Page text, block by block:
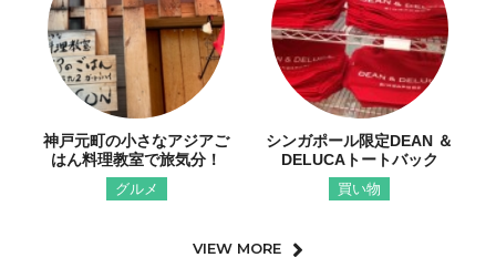
神戸元町の小さなアジアご
はん料理教室で旅気分！
グルメ
シンガポール限定DEAN ＆
DELUCAトートバック
買い物
VIEW MORE